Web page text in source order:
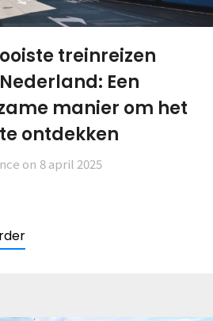
treinreizen
Een
manier om het
ontdekken
on 8 april 2025